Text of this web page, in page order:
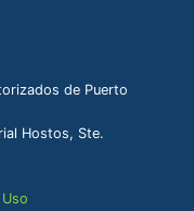
de Puerto
Hostos, Ste.